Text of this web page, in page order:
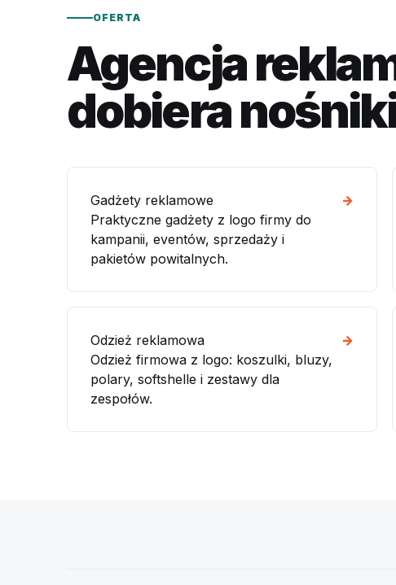
OFERTA
Agencja
dobiera
Gadżety reklamowe
Praktyczne gadżety z logo firmy do
kampanii, eventów, sprzedaży i
pakietów powitalnych.
→
Odzież reklamowa
Odzież firmowa z logo: koszulki, bluzy,
polary, softshelle i zestawy dla
zespołów.
→